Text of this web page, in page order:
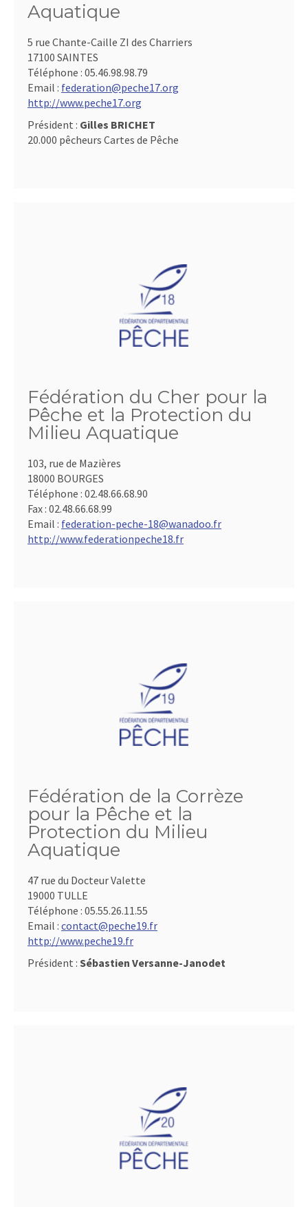
Aquatique
5 rue Chante-Caille ZI des Charriers
17100 SAINTES
Téléphone : 05.46.98.98.79
Email : federation@peche17.org
http://www.peche17.org
Président : Gilles BRICHET
20.000 pêcheurs Cartes de Pêche
Fédération du Cher pour la
Pêche et la Protection du
Milieu Aquatique
103, rue de Mazières
18000 BOURGES
Téléphone : 02.48.66.68.90
Fax : 02.48.66.68.99
Email : federation-peche-18@wanadoo.fr
http://www.federationpeche18.fr
Fédération de la Corrèze
pour la Pêche et la
Protection du Milieu
Aquatique
47 rue du Docteur Valette
19000 TULLE
Téléphone : 05.55.26.11.55
Email : contact@peche19.fr
http://www.peche19.fr
Président : Sébastien Versanne-Janodet